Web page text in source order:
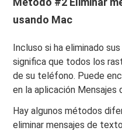
usando Mac
Incluso si ha eliminado
significa que todos los
de su teléfono. Puede
en la aplicación Mensajes
Hay algunos métodos
eliminar mensajes de